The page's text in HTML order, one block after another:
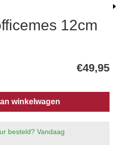
12cm
€49,95
winkelwagen
besteld? Vandaag